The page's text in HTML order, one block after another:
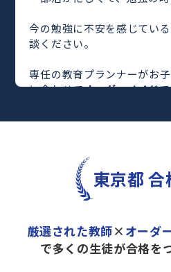
今の勉強に不安を感じてい
談ください。
専任の教育プランナーがお
に合わせてオーダーメイド
完全マンツーマンで自分に
さらに、単元別の学習の理
や授業内容や授業以外
「DAILY TRY」
など、豊富
トライで一緒に“自己最高
か？
東京都
厳選された教師× オーダ
で多くの生徒が合格を